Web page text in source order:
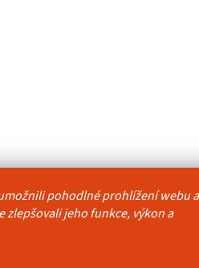
pohodlné prohlížení webu a
zlepšovali jeho funkce, výkon a
Ochrana osobních údajů Kontakty